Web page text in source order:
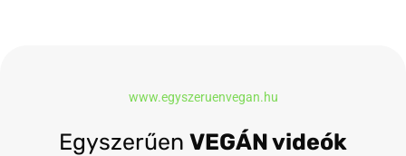
www.egyszeruenvegan.hu
Egyszerűen VEGÁN videók